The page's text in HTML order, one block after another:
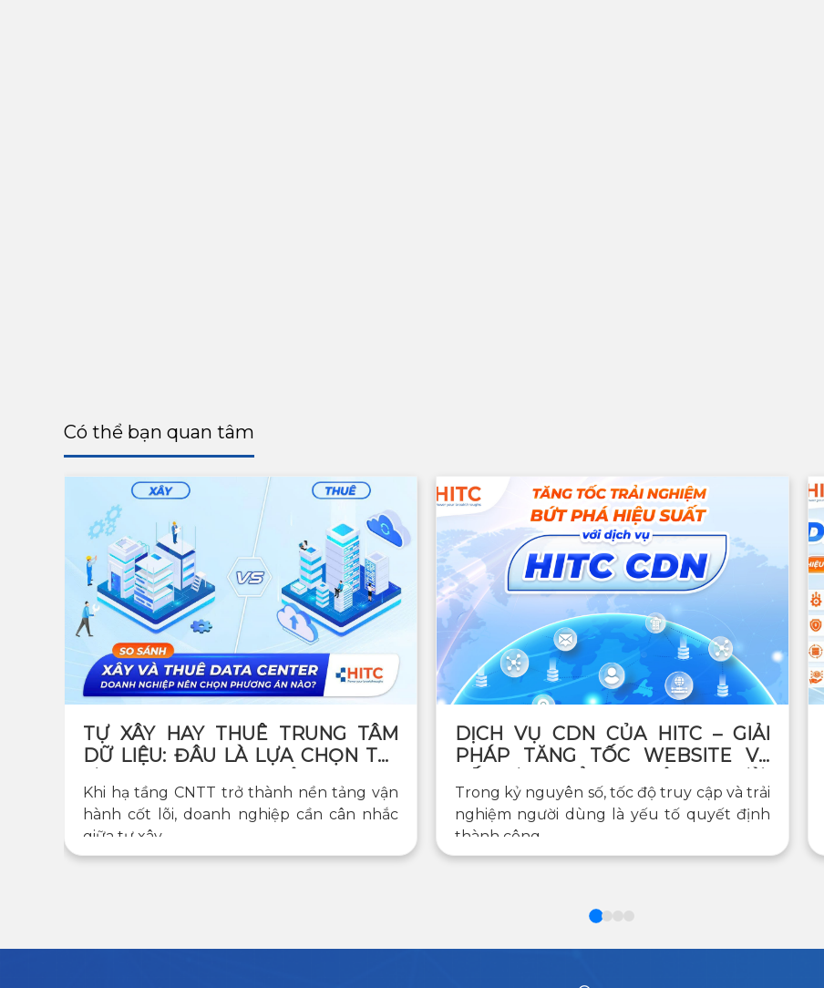
Có thể bạn quan tâm
TỰ XÂY HAY THUÊ TRUNG TÂM
DỮ LIỆU: ĐÂU LÀ LỰA CHỌN TỐI
Khi hạ tầng CNTT trở thành nền tảng vận
hành cốt lõi, doanh nghiệp cần cân nhắc
giữa tự xây...
DỊCH VỤ CDN CỦA HITC – GIẢI
PHÁP TĂNG TỐC WEBSITE VÀ
DÙNG TOÀN CẦU
Trong kỷ nguyên số, tốc độ truy cập và trải
nghiệm người dùng là yếu tố quyết định
thành công...